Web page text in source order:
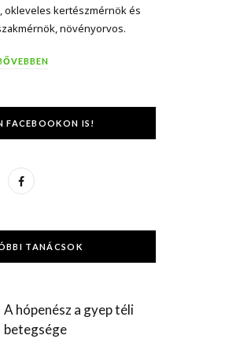
okleveles kertészmérnök és
növényorvos.
FACEBOOKON IS!
F
c
e
o
TANÁCSOK
A hópenész a gyep téli
betegsége